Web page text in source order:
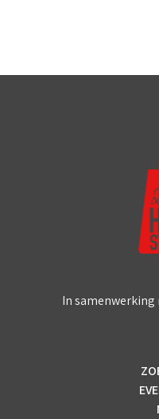
In samenwerking